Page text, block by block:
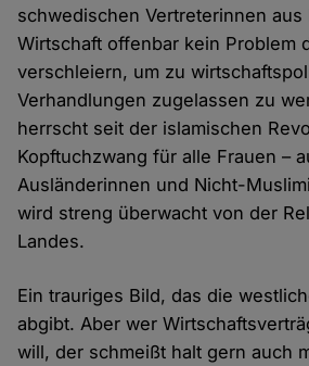
schwedischen Vertreterinnen aus
Wirtschaft offenbar kein Problem
verschleiern, um zu
Verhandlungen zugelassen zu
herrscht seit der islamischen
Kopftuchzwang für alle Frauen –
Ausländerinnen und Nicht-
wird streng überwacht von der
Landes.
Ein trauriges Bild, das die
abgibt. Aber wer
will, der schmeißt halt gern auch